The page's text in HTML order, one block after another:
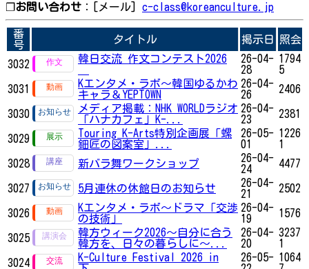
❐お問い合わせ ：[メール] c-class@koreanculture.jp
番
号
タイトル 掲示日 照会
3032 韓日交流 作文コンテスト2026
26-04-
28
1794
5
3031
Kエンタメ・ラボ～韓国ゆるかわ
キャラ＆YEPTOWN
26-04-
26
2406
3030
メディア掲載：NHK WORLDラジオ
「ハナカフェ」K-...
26-04-
23
2381
3029
Touring K-Arts特別企画展「螺
鈿匠の図案室」...
26-05-
01
1226
1
3028
新バラ舞ワークショップ
26-04-
24
4477
3027 5月連休の休館日のお知らせ
26-04-
21
2502
3026
Kエンタメ・ラボ～ドラマ「交渉
の技術」
26-04-
19
1576
3025
韓方ウィーク2026～自分に合う
韓方を、日々の暮らしに～...
26-04-
20
3237
1
3024
K-Culture Festival 2026 in
26-05- 1064